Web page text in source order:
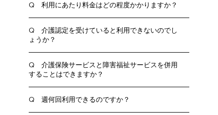
Q 利用にあたり料金はどの程度かかりますか？
Q 介護認定を受けていると利用できないのでし
ょうか？
Q 介護保険サービスと障害福祉サービスを併用
することはできますか？
Q 週何回利用できるのですか？